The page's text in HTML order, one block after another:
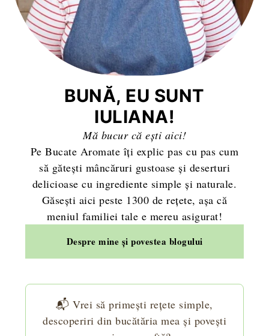
BUNĂ, EU SUNT
IULIANA!
Mă bucur că ești aici!
Pe Bucate Aromate îți explic pas cu pas cum
să gătești mâncăruri gustoase și deserturi
delicioase cu ingrediente simple și naturale.
Găsești aici peste 1300 de rețete, așa că
meniul familiei tale e mereu asigurat!
Despre mine și povestea blogului
📬 Vrei să primești rețete simple,
descoperiri din bucătăria mea și povești